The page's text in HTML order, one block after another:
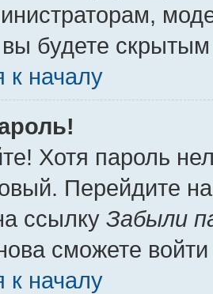
будете
к началу
Хотя пароль
Перейдите
ссылку Забыли
сможете
к началу